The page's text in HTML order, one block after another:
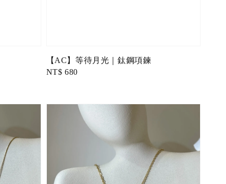
【AC】等待月光｜鈦鋼項鍊
Regular
NT$ 680